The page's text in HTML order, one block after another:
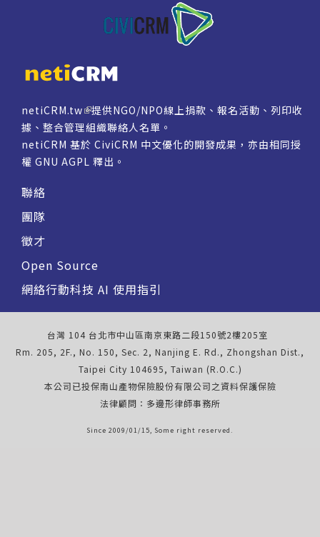
netiCRM.tw
提供NGO/NPO線上捐款、報名活動、列印收
據、整合管理組織聯絡人名單。
netiCRM 基於 CiviCRM 中文優化的開發成果，亦由相同授
權 GNU AGPL 釋出。
聯絡
團隊
徵才
Open Source
網絡行動科技 AI 使用指引
台灣 104 台北市中山區南京東路二段150號2樓205室
Rm. 205, 2F., No. 150, Sec. 2, Nanjing E. Rd., Zhongshan Dist.,
Taipei City 104695, Taiwan (R.O.C.)
本公司已投保南山產物保險股份有限公司之資料保護保險
法律顧問：多邊形律師事務所
Since 2009/01/15, Some right reserved.